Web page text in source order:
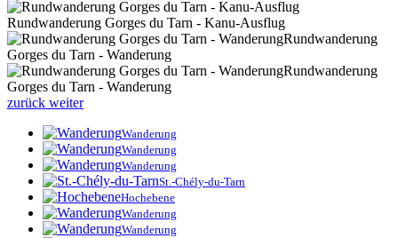
Rundwanderung Gorges du Tarn - Kanu-Ausflug
Rundwanderung
Gorges du Tarn - Wanderung
Rundwanderung
Gorges du Tarn - Wanderung
zurück weiter
Wanderung
Wanderung
Wanderung
St.-Chély-du-Tarn
Hochebene
Wanderung
Wanderung